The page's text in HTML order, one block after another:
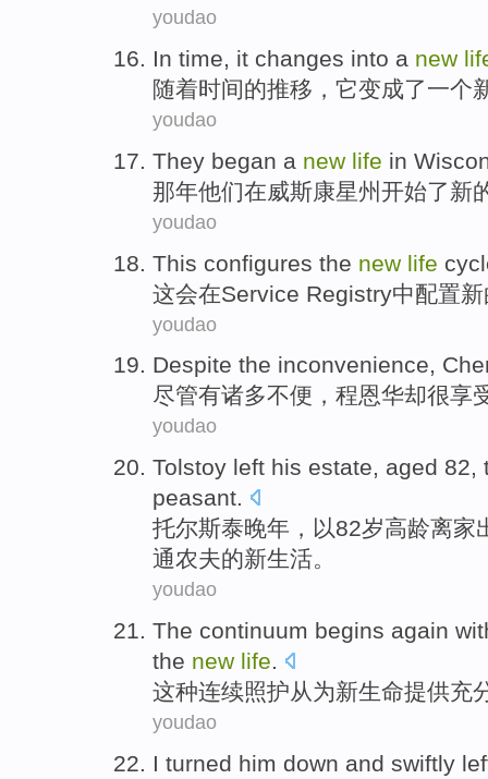
youdao
In time, it changes into a new
随着时间的推移，它变成了一个
youdao
They began a new life in
那年他们在威斯康星州开始了新
youdao
This configures the new life
这会在Service Registry中配置
youdao
Despite the inconvenience,
尽管有诸多不便， 程恩华却很享
youdao
Tolstoy left his estate, aged 82,
peasant.
托尔斯泰晚年，以82岁高龄离家
通农夫的新生活。
youdao
The continuum begins again
the new life.
这种连续照护从为新生命提供充
youdao
I turned him down and swiftly